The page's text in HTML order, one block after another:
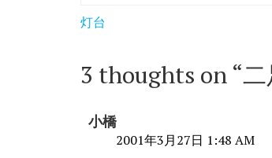
投
ナ
ゲ
灯台
3 thoughts on “
小橋
2001年3月27日 1:48 AM